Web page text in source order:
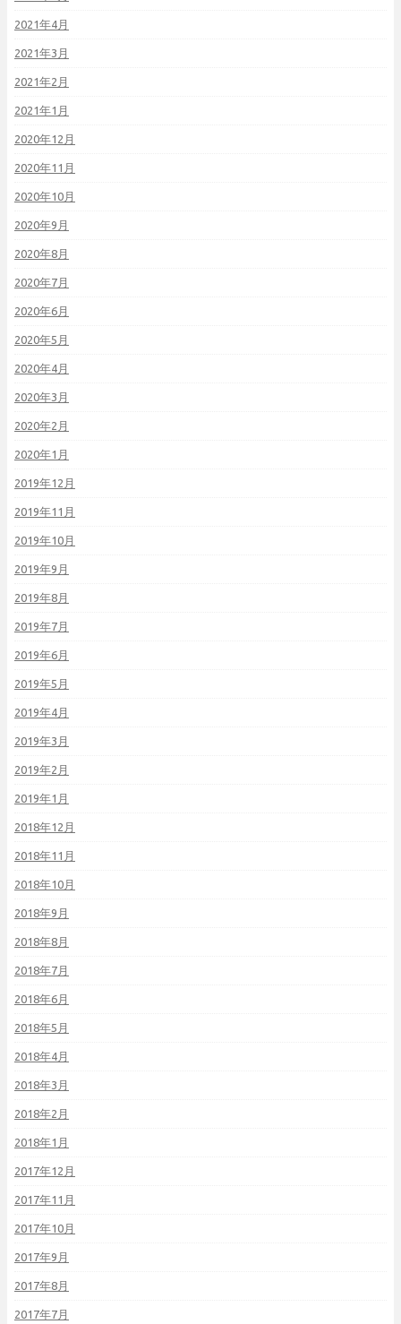
2021年4月
2021年3月
2021年2月
2021年1月
2020年12月
2020年11月
2020年10月
2020年9月
2020年8月
2020年7月
2020年6月
2020年5月
2020年4月
2020年3月
2020年2月
2020年1月
2019年12月
2019年11月
2019年10月
2019年9月
2019年8月
2019年7月
2019年6月
2019年5月
2019年4月
2019年3月
2019年2月
2019年1月
2018年12月
2018年11月
2018年10月
2018年9月
2018年8月
2018年7月
2018年6月
2018年5月
2018年4月
2018年3月
2018年2月
2018年1月
2017年12月
2017年11月
2017年10月
2017年9月
2017年8月
2017年7月